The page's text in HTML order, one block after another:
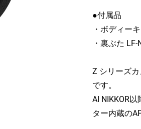
●付属品
・ボディー
・裏ぶた LF-
Z シリーズ
です。
AI NIKKOR
ター内蔵の